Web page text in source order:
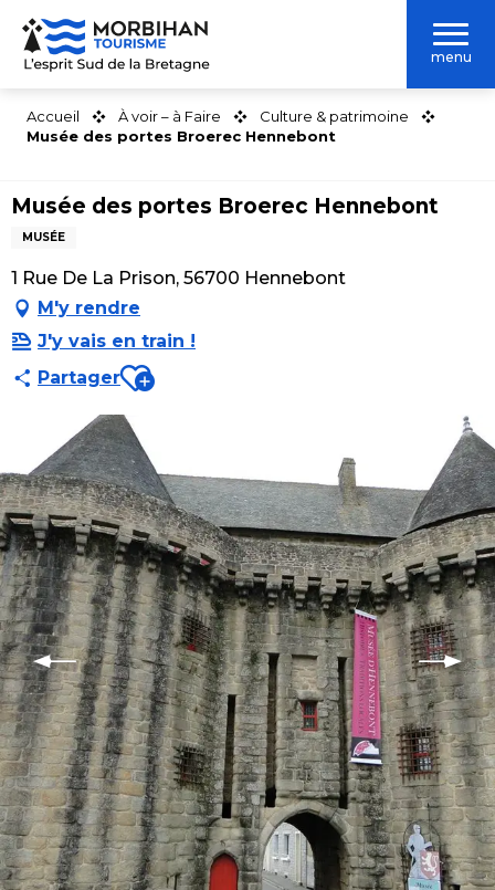
Aller
contenu
menu
Accueil À voir – à Faire
Culture & patrimoine
Musée des portes Broerec Hennebont
Musée des portes Broerec Hennebont
MUSÉE
1 Rue De La Prison, 56700 Hennebont
M'y rendre
J'y vais en train !
PartagerAjouter aux favoris